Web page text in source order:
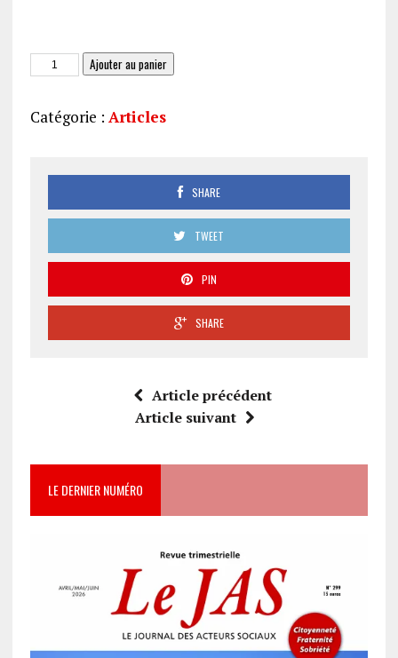
quantité
de
sociales
français
avenir
Ajouter au panier
Catégorie : Articles
SHARE
TWEET
PIN
SHARE
Article précédent
Article suivant
LE DERNIER NUMÉRO